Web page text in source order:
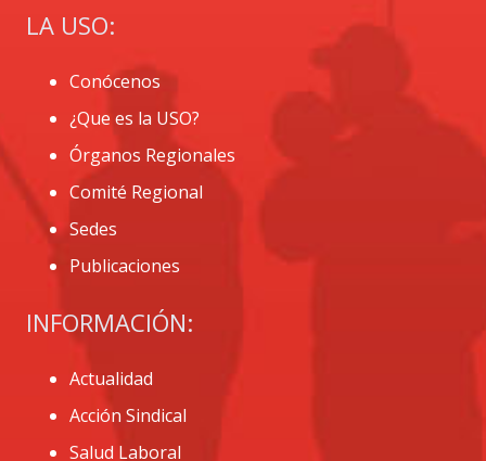
LA USO:
Conócenos
¿Que es la USO?
Órganos Regionales
Comité Regional
Sedes
Publicaciones
INFORMACIÓN:
Actualidad
Acción Sindical
Salud Laboral